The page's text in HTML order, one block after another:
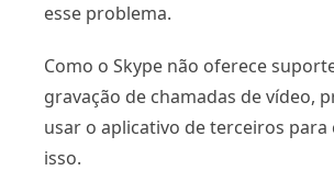
esse problema.
Como o Skype não oferece
gravação de chamadas de vídeo,
usar o aplicativo de terceiros
isso.